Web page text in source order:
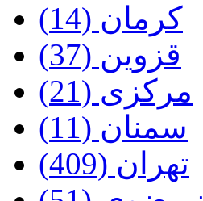
کرمان‌ (14)
قزوین‌ (37)
مرکزی‌ (21)
سمنان‌ (11)
تهران‌ (409)